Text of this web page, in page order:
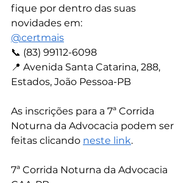
fique por dentro das suas
novidades em:
@‌certmais
📞 (83) 99112-6098
📍 Avenida Santa Catarina, 288,
Estados, João Pessoa-PB
As inscrições para a 7ª Corrida
Noturna da Advocacia podem ser
feitas clicando neste link.
7ª Corrida Noturna da Advocacia